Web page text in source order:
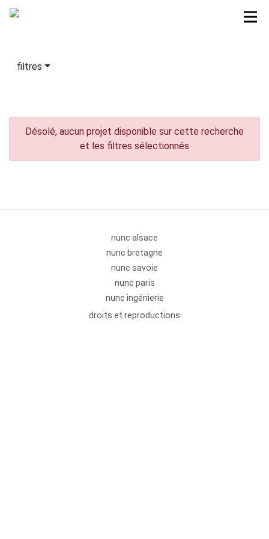
filtres
Désolé, aucun projet disponible sur cette recherche
et les filtres sélectionnés
nunc alsace
nunc bretagne
nunc savoie
nunc paris
nunc ingénierie
droits et reproductions